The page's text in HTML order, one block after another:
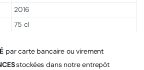
2016
75 cl
par carte bancaire ou virement
stockées dans notre entrepôt